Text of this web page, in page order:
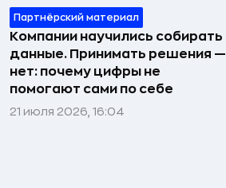
Партнёрский материал
Компании научились собирать
данные. Принимать решения —
нет: почему цифры не
помогают сами по себе
21 июля 2026, 16:04